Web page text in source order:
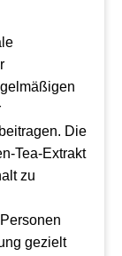
Die
Tea-Extrakt
zu
gezielt